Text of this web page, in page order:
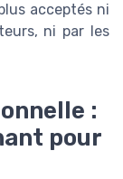
acceptés ni
ni par les
:
pour